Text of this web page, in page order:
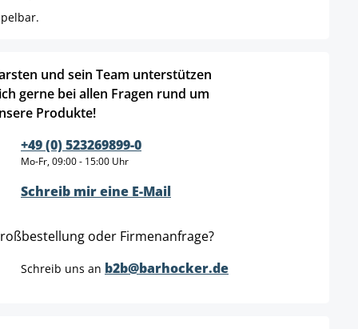
und sein Team unterstützen
gerne bei allen Fragen rund um
Produkte!
+49 (0) 523269899-0
Mo-Fr, 09:00 - 15:00 Uhr
Schreib mir eine E-Mail
oder Firmenanfrage?
Schreib uns an b2b@barhocker.de